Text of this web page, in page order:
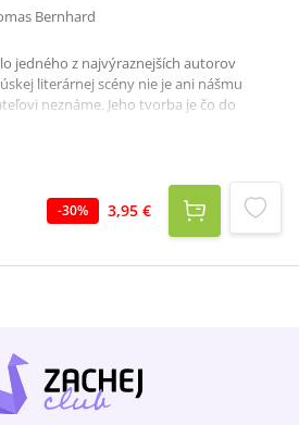
Bernhard
jedného z najvýraznejších autorov
literárnej scény nie je ani nášmu
neznáme. Jeho tvorba je čo do
Prostredníctvom hlavného hrdinu –
učňa spoznávame psychológiu
Pivnica tak predstavuje paralelu
– makrokozmos. V diele sledujeme
-30% 3,95 €